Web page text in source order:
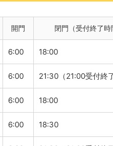
開門 閉門（受付終了時
6:00 18:00
6:00 21:30（21:00受付終了
6:00 18:00
6:00 18:30